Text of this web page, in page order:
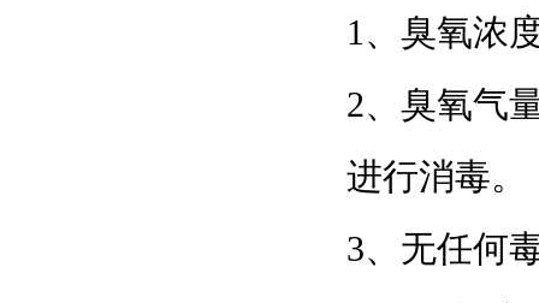
1、臭氧浓
2、臭氧气
进行消毒。
3、无任何